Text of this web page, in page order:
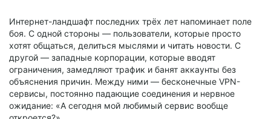
Интернет-ландшафт последних трёх лет напоминает поле
боя. С одной стороны — пользователи, которые просто
хотят общаться, делиться мыслями и читать новости. С
другой — западные корпорации, которые вводят
ограничения, замедляют трафик и банят аккаунты без
объяснения причин. Между ними — бесконечные VPN-
сервисы, постоянно падающие соединения и нервное
ожидание: «А сегодня мой любимый сервис вообще